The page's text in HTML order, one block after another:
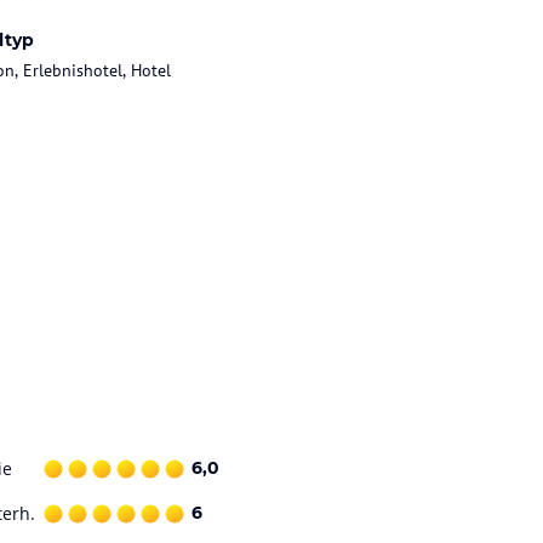
Erlebnishotel, Hotel
6,0
6